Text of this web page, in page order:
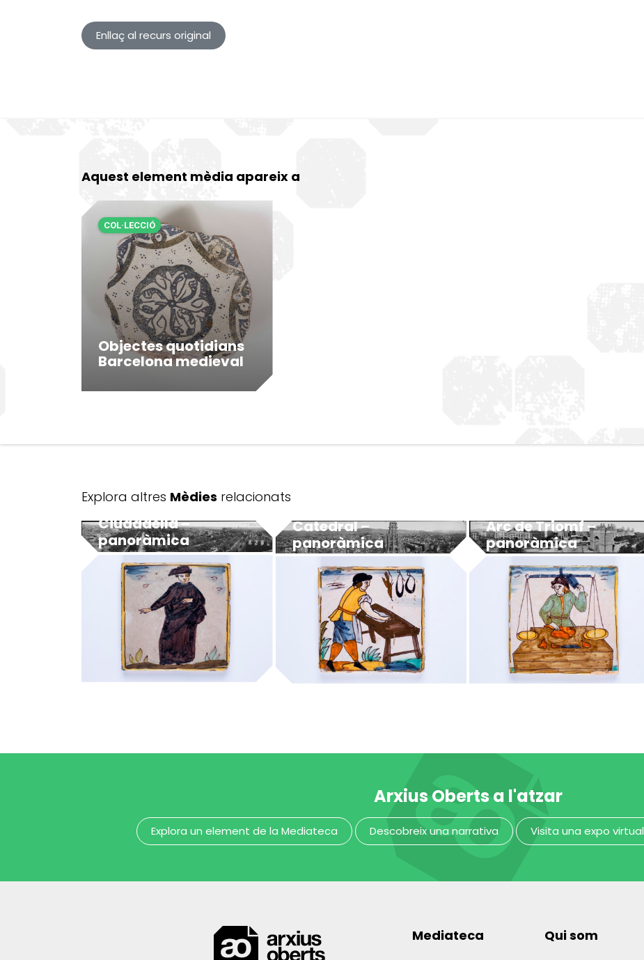
Enllaç al recurs original
Aquest element mèdia apareix a
Objectes quotidians
Barcelona medieval
COL·LECCIÓ
Explora altres Mèdies relacionats
Ciudadella –
panoràmica
Catedral –
panoràmica
Arc de Triomf –
panoràmica
MUHBA - Museu d'Història de Barcelona
Arxius Oberts a l'atzar
Explora un element de la Mediateca Descobreix una narrativa Visita una expo virtual
Mediateca Qui som